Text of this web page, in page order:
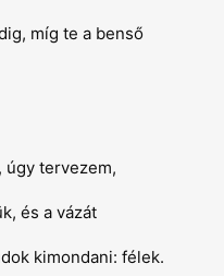
míg te a benső
úgy tervezem,
és a vázát
kimondani: félek.